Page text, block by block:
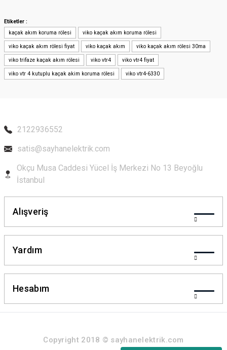
Ürün resmi kalitesiz, bozuk veya görüntülenemiyor.
Ürün açıklamasında eksik bilgiler bulunuyor.
Ürün bilgilerinde hatalar bulunuyor.
Ürün fiyatı diğer sitelerden daha pahalı.
Etiketler :
kaçak akım koruma rölesi
viko kaçak akım koruma rölesi
viko kaçak akım rölesi fiyat viko kaçak akım viko kaçak akım rölesi 30ma
viko trifaze kaçak akım rölesi viko vtr4 viko vtr4 fiyat
viko vtr 4 kutuplu kaçak akim koruma rölesi viko vtr4-6330
2122936552
satis@sayhanelektrik.com
Okçu Musa Caddesi Yücel İş Merkezi No 13 Beyoğlu
İstanbul
Alışveriş
Yardım
Hesabım
Copyright 2018 © sayhanelektrik.com